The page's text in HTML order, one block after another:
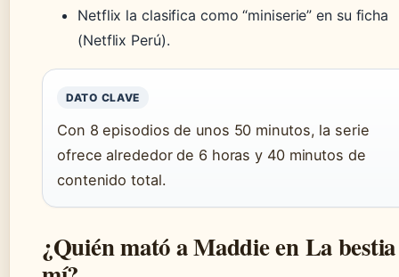
Netflix la clasifica como “miniserie” en su ficha
(Netflix Perú).
DATO CLAVE
Con 8 episodios de unos 50 minutos, la serie
ofrece alrededor de 6 horas y 40 minutos de
contenido total.
¿Quién mató a Maddie en La